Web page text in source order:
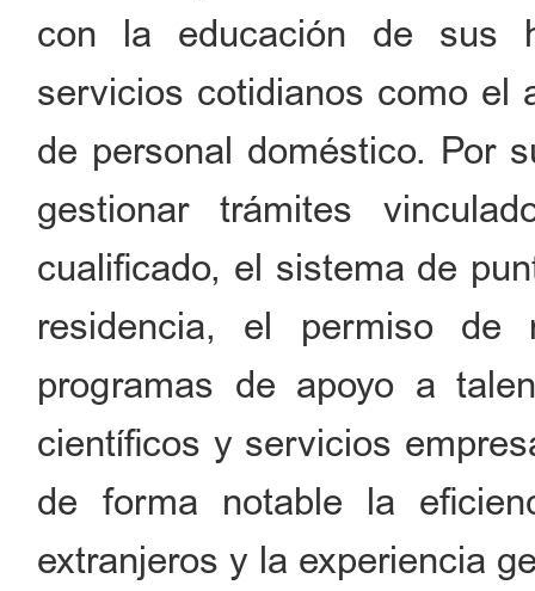
con la educación de sus
servicios cotidianos como el
de personal doméstico. Por
gestionar trámites
cualificado, el sistema de
residencia, el permiso de
programas de apoyo a
científicos y servicios
de forma notable la
extranjeros y la experiencia